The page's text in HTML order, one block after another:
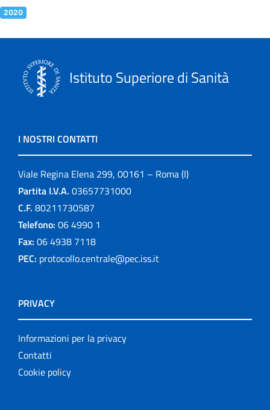
2020
Istituto Superiore di Sanità
I NOSTRI CONTATTI
Viale Regina Elena 299, 00161 – Roma (I)
Partita I.V.A. 03657731000
C.F. 80211730587
Telefono: 06 4990 1
Fax: 06 4938 7118
PEC: protocollo.centrale@pec.iss.it
PRIVACY
Informazioni per la privacy
Contatti
Cookie policy